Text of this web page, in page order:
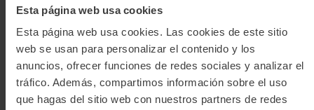
Esta página web usa cookies
Esta página web usa cookies. Las cookies de este sitio
web se usan para personalizar el contenido y los
anuncios, ofrecer funciones de redes sociales y analizar el
tráfico. Además, compartimos información sobre el uso
que hagas del sitio web con nuestros partners de redes
Antolín,Cintoi Bus,
SL,Autocars Tarrés,
SL,Autocares Julià,
SL,Ampurdan Bus,
SL,Empresa Casas, SA,La
Hispano Igualadina, SL,La
Vallesana, SA,Marfina Bus,
General de
Mobilitat